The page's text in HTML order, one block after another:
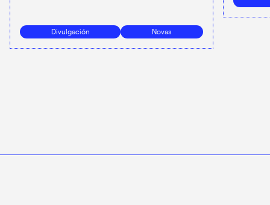
Divulgación Novas